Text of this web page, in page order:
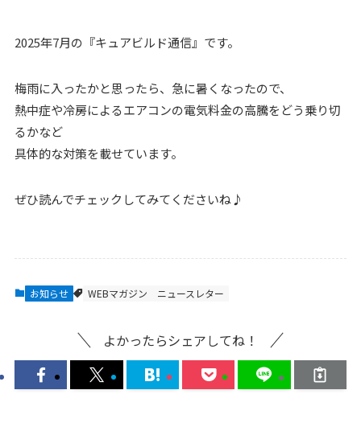
2025年7月の『キュアビルド通信』です。
梅雨に入ったかと思ったら、急に暑くなったので、
熱中症や冷房によるエアコンの電気料金の高騰をどう乗り切
るかなど
具体的な対策を載せています。
ぜひ読んでチェックしてみてくださいね♪
お知らせ WEBマガジン ニュースレター
よかったらシェアしてね！